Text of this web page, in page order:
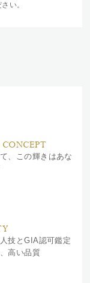
さい。
、この輝きはあな
技とGIA認可鑑定
高い品質